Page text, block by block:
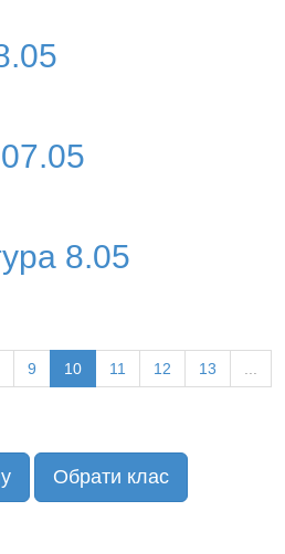
8.05
9 10 11 12 13
Обрати клас